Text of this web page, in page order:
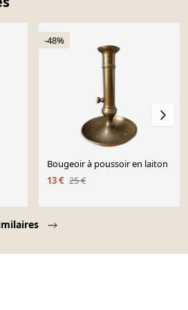
-48%
Bougeoir à poussoir en laiton
13 € 25 €